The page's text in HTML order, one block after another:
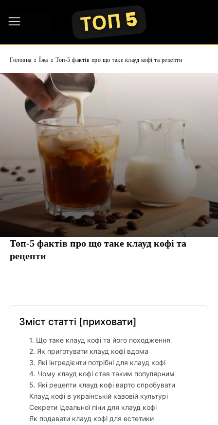
Головна Їжа Топ-5 фактів про що таке клауд кофі та рецепти
Топ-5 фактів про що таке клауд кофі та
рецепти
Зміст статті [приховати]
1. Що таке клауд кофі та його походження
2. Як приготувати клауд кофі вдома
3. Які інгредієнти потрібні для клауд кофі
4. Чому клауд кофі став таким популярним
5. Які рецепти клауд кофі варто спробувати
Клауд кофі в українській кавовій культурі
Секрети ідеальної піни для клауд кофі
Як подавати клауд кофі для естетики